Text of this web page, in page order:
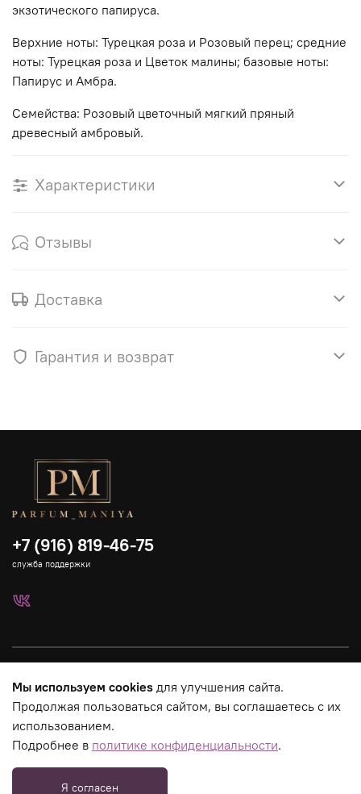
экзотического папируса.
Верхние ноты: Турецкая роза и Розовый перец; средние
ноты: Турецкая роза и Цветок малины; базовые ноты:
Папирус и Амбра.
Семейства: Розовый цветочный мягкий пряный
древесный амбровый.
Характеристики
Отзывы
Доставка
Гарантия и возврат
Страницы магазина
Юридическая информация
+7 (916) 819-46-75
служба поддержки
Мы используем cookies для улучшения сайта.
Продолжая пользоваться сайтом, вы соглашаетесь с их
использованием.
Подробнее в политике конфиденциальности.
Я согласен